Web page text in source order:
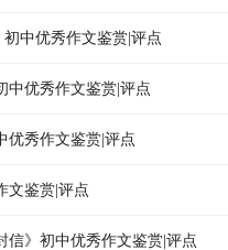
初中优秀作文鉴赏|评点
中优秀作文鉴赏|评点
优秀作文鉴赏|评点
文鉴赏|评点
信》初中优秀作文鉴赏|评点